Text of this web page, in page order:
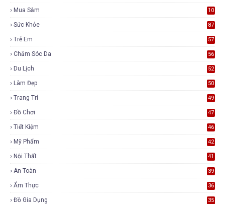
Mua Sắm
10
Sức Khỏe 87
Trẻ Em 57
Chăm Sóc Da 56
Du Lịch 52
Làm Đẹp 50
Trang Trí 49
Đồ Chơi 47
Tiết Kiệm 46
Mỹ Phẩm 42
Nội Thất 41
An Toàn 39
Ẩm Thực 36
Đồ Gia Dụng 35